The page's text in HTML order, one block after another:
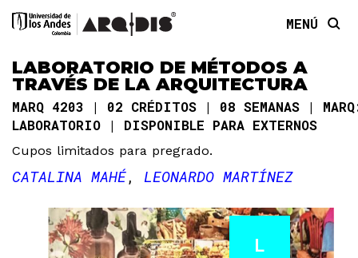
MENÚ
LABORATORIO DE MÉTODOS A
TRAVÉS DE LA ARQUITECTURA
MARQ 4203 02 CRÉDITOS 08 SEMANAS
LABORATORIO
DISPONIBLE PARA EXTERNOS
Cupos limitados para pregrado.
CATALINA MAHÉ LEONARDO MARTÍNEZ
L